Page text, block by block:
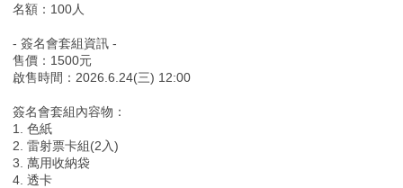
名額：100人
- 簽名會套組資訊 -
售價：1500元
啟售時間：2026.6.24(三) 12:00
簽名會套組內容物：
1. 色紙
2. 雷射票卡組(2入)
3. 萬用收納袋
4. 透卡